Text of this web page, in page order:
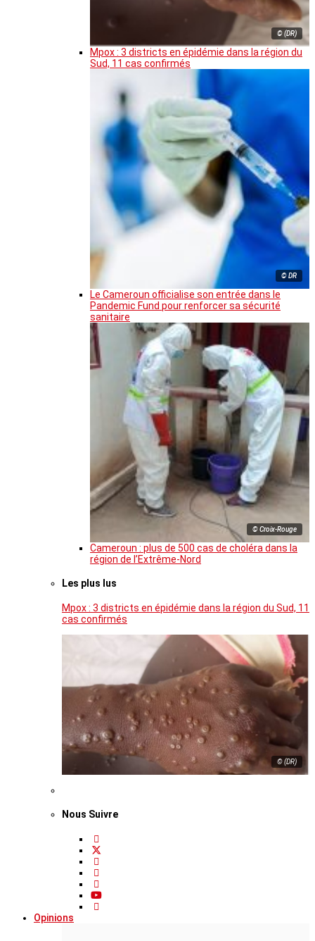
© (DR)
Mpox : 3 districts en épidémie dans la région du
Sud, 11 cas confirmés
© DR
Le Cameroun officialise son entrée dans le
Pandemic Fund pour renforcer sa sécurité
sanitaire
© Croix-Rouge
Cameroun : plus de 500 cas de choléra dans la
région de l’Extrême-Nord
Les plus lus
Mpox : 3 districts en épidémie dans la région du Sud, 11
cas confirmés
© (DR)
Nous Suivre
Opinions